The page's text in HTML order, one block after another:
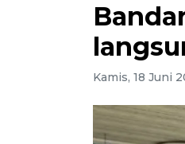
Kamis, 18 Juni